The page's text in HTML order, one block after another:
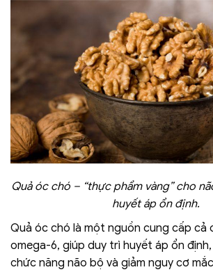
Quả óc chó – “thực phẩm vàng” cho
huyết áp ổn định.
Quả óc chó là một nguồn cung cấp cả
omega-6, giúp duy trì huyết áp ổn
chức năng não bộ và giảm nguy cơ